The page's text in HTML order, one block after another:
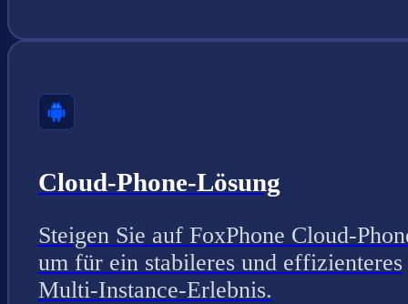
Cloud-Phone-Lösung
Steigen Sie auf FoxPhone Cloud-
um für ein stabileres und effizienteres
Multi-Instance-Erlebnis.